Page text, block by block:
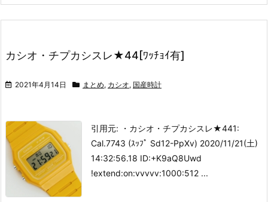
カシオ・チプカシスレ★44[ﾜｯﾁｮｲ有]
2021年4月14日 まとめ, カシオ, 国産時計
引用元: ・カシオ・チプカシスレ★441:
Cal.7743 (ｽｯﾌﾟ Sd12-PpXv) 2020/11/21(土)
14:32:56.18 ID:+K9aQ8Uwd
!extend:on:vvvvv:1000:512 ...